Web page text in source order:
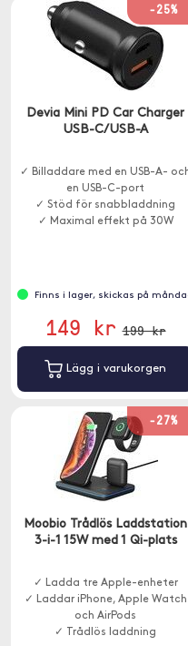
-25%
Devia Mini PD Car Charger
USB-C/USB-A
✓ Billaddare med en USB-A-
en USB-C-port
✓ Stöd för snabbladdning
✓ Maximal effekt på 30W
Finns i lager, skickas på
149 kr 199 kr
Lägg i varukorgen
-27%
Moobio Trådlös Laddstation
3-i-1 15W med 1 Qi-plats
✓ Ladda tre Apple-enheter
✓ Laddar iPhone, Apple Watch
och AirPods
✓ Trådlös laddning